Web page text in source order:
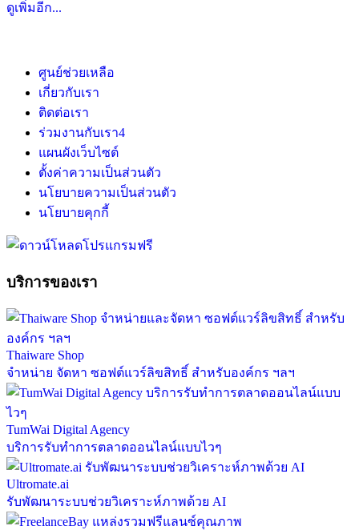
ดูเพิ่มอีก...
ศูนย์ช่วยเหลือ
เกี่ยวกับเรา
ติดต่อเรา
ร่วมงานกับเรา4
แผนผังเว็บไซต์
ตั้งค่าความเป็นส่วนตัว
นโยบายความเป็นส่วนตัว
นโยบายคุกกี้
บริการของเรา
Thaiware Shop
จำหน่าย จัดหา ซอฟต์แวร์ลิขสิทธิ์ สำหรับองค์กร ฯลฯ
TumWai Digital Agency
บริการรับทำการตลาดออนไลน์แบบไวๆ
Ultromate.ai
รับพัฒนาระบบช่วยวิเคราะห์ภาพด้วย AI